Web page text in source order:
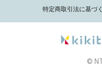
特定商取引法に基づ
©